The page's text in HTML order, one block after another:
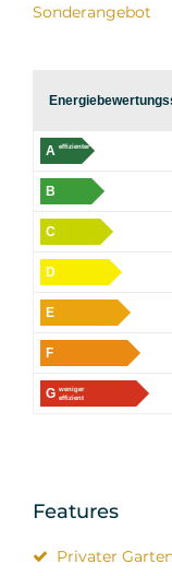
Sonderangebot
A effizienter
B
C
D
E
F
G weniger
effizient
Features
Privater